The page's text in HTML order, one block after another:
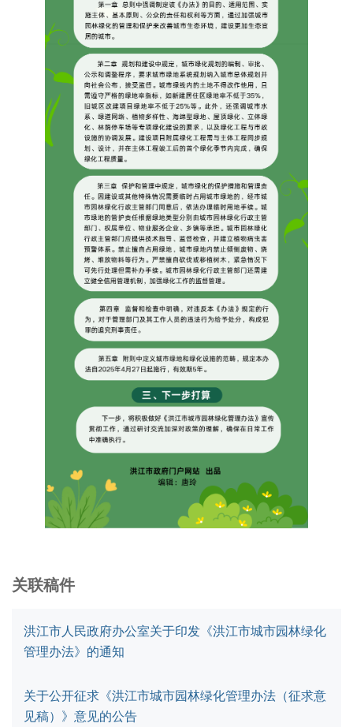
关联稿件
洪江市人民政府办公室关于印发《洪江市城市园林绿化
管理办法》的通知
关于公开征求《洪江市城市园林绿化管理办法（征求意
见稿）》意见的公告